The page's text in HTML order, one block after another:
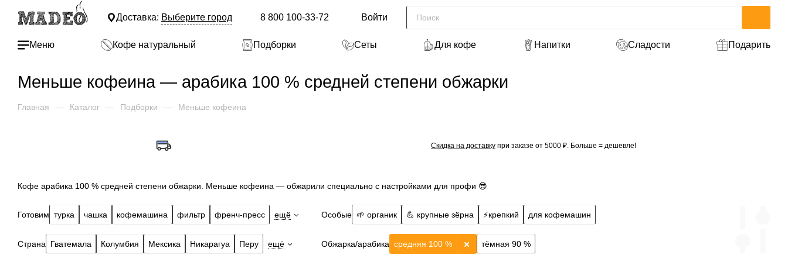
Доставка: Выберите город 8 800 100-33-72 Войти
Меню Кофе натуральный Подборки Сеты Для кофе Напитки Сладости Подарить
Меньше кофеина — арабика 100 % средней степени обжарки
Главная — Каталог — Подборки — Меньше кофеина
Скидка на доставку при заказе от 5000 ₽. Больше = дешевле!
Кофе арабика 100 % средней степени обжарки. Меньше кофеина — обжарили специально с настройками для профи 😎
Готовим турка чашка кофемашина фильтр френч-пресс ещё Особые 🌱 органик 💪 крупные зёрна ⚡️крепкий для кофемашин
Страна Гватемала Колумбия Мексика Никарагуа Перу ещё Обжарка/арабика средняя 100 % тёмная 90 %